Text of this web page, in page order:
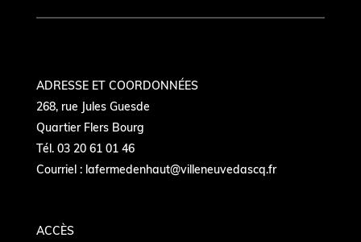
ADRESSE ET COORDONNÉES
268, rue Jules Guesde
Quartier Flers Bourg
Tél. 03 20 61 01 46
Courriel : lafermedenhaut@villeneuvedascq.fr
ACCÈS